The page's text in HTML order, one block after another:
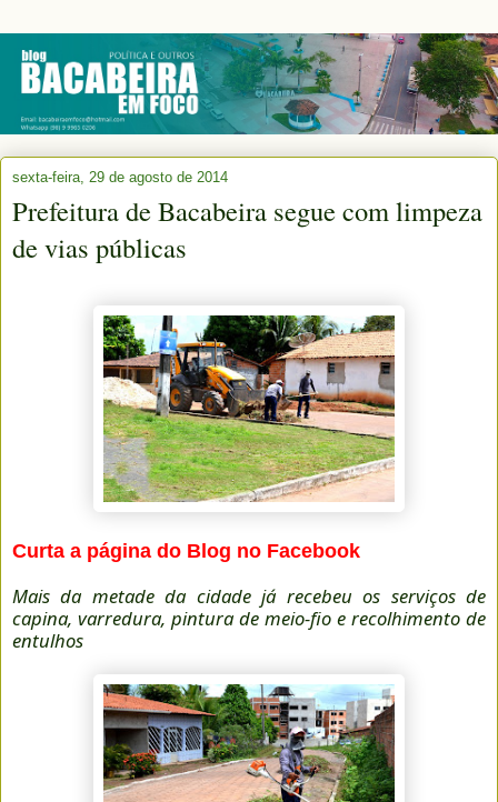
sexta-feira, 29 de agosto de 2014
Prefeitura de Bacabeira segue com limpeza
de vias públicas
Curta a página do Blog no Facebook
Mais da metade da cidade já recebeu os serviços de
capina, varredura, pintura de meio-fio e recolhimento de
entulhos